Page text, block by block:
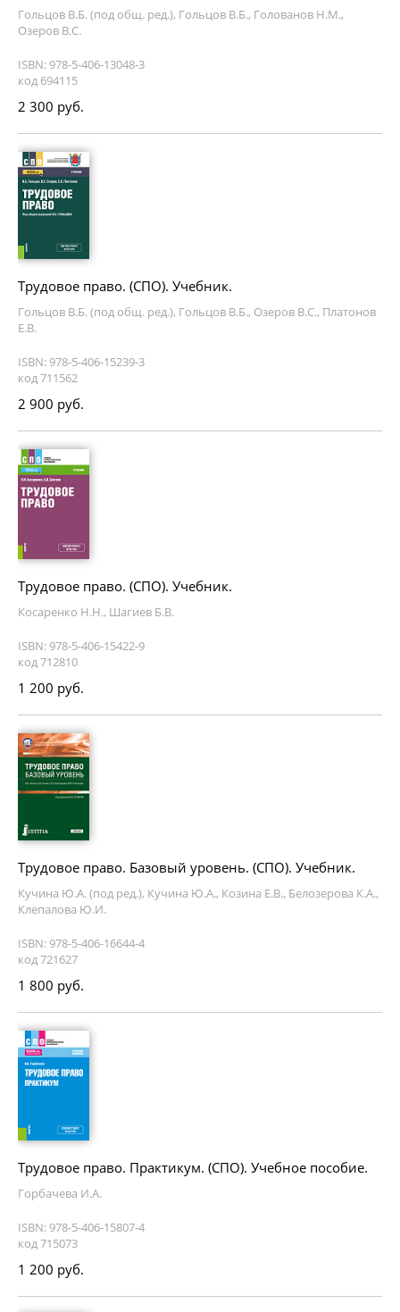
Гольцов В.Б. (под общ. ред.), Гольцов В.Б., Голованов Н.М.,
Озеров В.С.
ISBN: 978-5-406-13048-3
код 694115
2 300 руб.
Трудовое право. (СПО). Учебник.
Гольцов В.Б. (под общ. ред.), Гольцов В.Б., Озеров В.С., Платонов
Е.В.
ISBN: 978-5-406-15239-3
код 711562
2 900 руб.
Трудовое право. (СПО). Учебник.
Косаренко Н.Н., Шагиев Б.В.
ISBN: 978-5-406-15422-9
код 712810
1 200 руб.
Трудовое право. Базовый уровень. (СПО). Учебник.
Кучина Ю.А. (под ред.), Кучина Ю.А., Козина Е.В., Белозерова К.А.,
Клепалова Ю.И.
ISBN: 978-5-406-16644-4
код 721627
1 800 руб.
Трудовое право. Практикум. (СПО). Учебное пособие.
Горбачева И.А.
ISBN: 978-5-406-15807-4
код 715073
1 200 руб.